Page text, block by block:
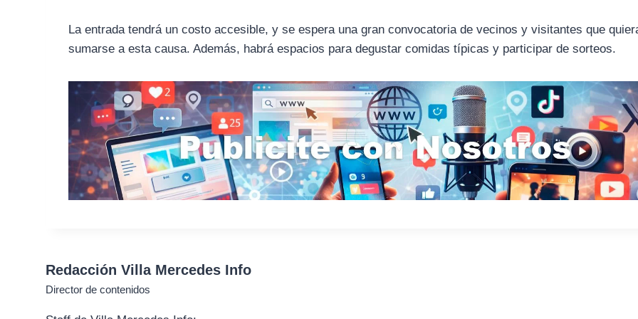
La entrada tendrá un costo accesible, y se espera una gran convocatoria de vecinos y visitantes que
sumarse a esta causa. Además, habrá espacios para degustar comidas típicas y participar de sorteos.
Redacción Villa Mercedes Info
Director de contenidos